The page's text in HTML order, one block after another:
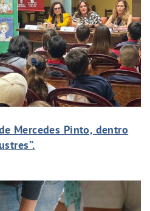
Mercedes Pinto, dentro